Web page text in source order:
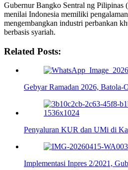
Gubernur Bangko Sentral ng Pilipinas
menilai Indonesia memiliki
mengembangkan industri perbankan
berbasis syariah.
Related Posts:
Gebyar Ramadan 2026,
Penyaluran KUR dan UMi di
Implementasi Inpres 2/2021,